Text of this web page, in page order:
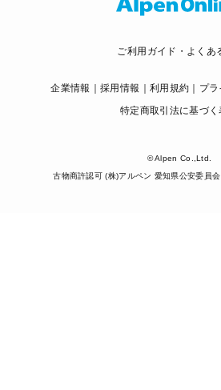
ご利用ガイド・よくあ
企業情報 採用情報 利用規約
プ
特定商取引法に基づく
© Alpen Co.,Ltd.
古物商許認可 (株)アルペン 愛知県公安委